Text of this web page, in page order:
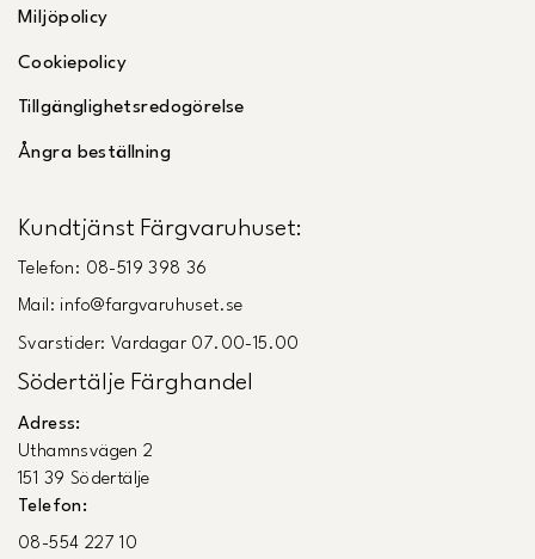
Miljöpolicy
Cookiepolicy
Tillgänglighetsredogörelse
Ångra beställning
Kundtjänst Färgvaruhuset:
Telefon: 08-519 398 36
Mail: info@fargvaruhuset.se
Svarstider: Vardagar 07.00-15.00
Södertälje Färghandel
Adress:
Uthamnsvägen 2
151 39 Södertälje
Telefon:
08-554 227 10